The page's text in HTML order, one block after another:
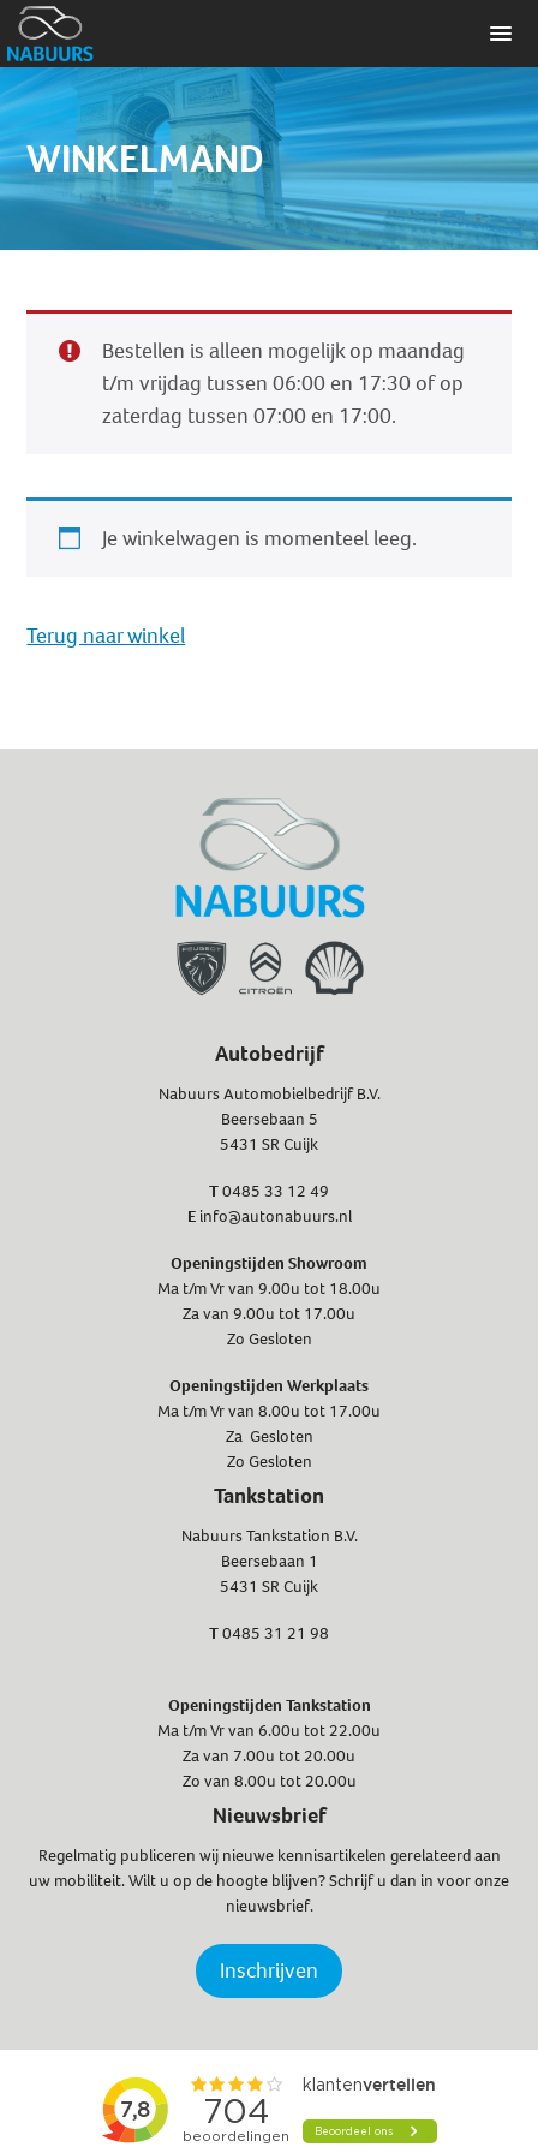
WINKELMAND
Bestellen is alleen mogelijk op maandag
t/m vrijdag tussen 06:00 en 17:30 of op
zaterdag tussen 07:00 en 17:00.
Je winkelwagen is momenteel leeg.
Terug naar winkel
Autobedrijf
Nabuurs Automobielbedrijf B.V.
Beersebaan 5
5431 SR Cuijk
T0485 33 12 49
E info@autonabuurs.nl
Openingstijden Showroom
Ma t/m Vr van 9.00u tot 18.00u
Za van 9.00u tot 17.00u
Zo Gesloten
Openingstijden Werkplaats
Ma t/m Vr van 8.00u tot 17.00u
Za Gesloten
Zo Gesloten
Tankstation
Nabuurs Tankstation B.V.
Beersebaan 1
5431 SR Cuijk
T0485 31 21 98
Openingstijden Tankstation
Ma t/m Vr van 6.00u tot 22.00u
Za van 7.00u tot 20.00u
Zo van 8.00u tot 20.00u
Nieuwsbrief
Regelmatig publiceren wij nieuwe kennisartikelen gerelateerd aan
uw mobiliteit. Wilt u op de hoogte blijven? Schrijf u dan in voor onze
nieuwsbrief.
Inschrijven